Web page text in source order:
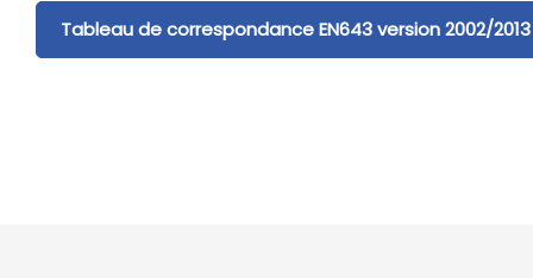
Tableau de correspondance EN643 version 2002/2013